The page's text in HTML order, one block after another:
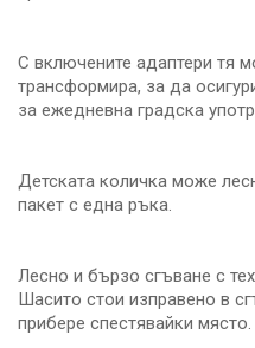
С включените адаптери тя
трансформира, за да
за ежедневна градска
Детската количка може
пакет с една ръка.
Лесно и бързо сгъване с
Шасито стои изправено в
прибере спестявайки място.